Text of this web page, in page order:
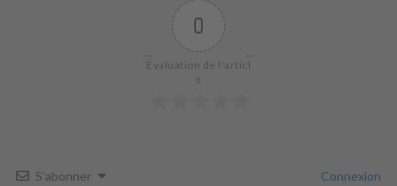
0
Évaluation de l'articl
e
S’abonner Connexion